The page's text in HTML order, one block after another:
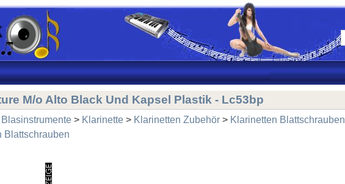
M/o Alto Black Und Kapsel Plastik - Lc53bp
Blasinstrumente > Klarinette > Klarinetten Zubehör > Klarinetten Blattschrauben
Blattschrauben